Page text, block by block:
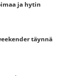
ja hytin
täynnä